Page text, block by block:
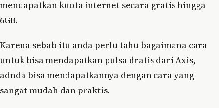
mendapatkan kuota internet secara gratis hingga
6GB.
Karena sebab itu anda perlu tahu bagaimana cara
untuk bisa mendapatkan pulsa dratis dari Axis,
adnda bisa mendapatkannya dengan cara yang
sangat mudah dan praktis.